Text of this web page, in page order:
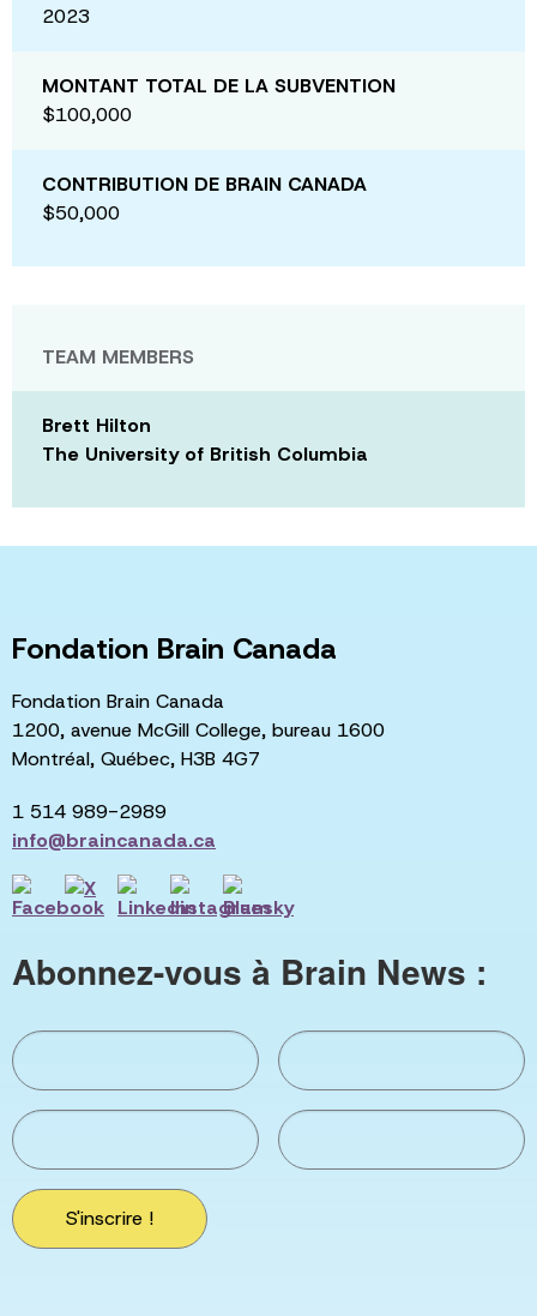
2023
MONTANT TOTAL DE LA SUBVENTION
$100,000
CONTRIBUTION DE BRAIN CANADA
$50,000
TEAM MEMBERS
Brett Hilton
The University of British Columbia
Fondation Brain Canada
Fondation Brain Canada
1200, avenue McGill College, bureau 1600
Montréal, Québec, H3B 4G7
1 514 989-2989
info@braincanada.ca
Abonnez-vous à Brain News :
S'inscrire !